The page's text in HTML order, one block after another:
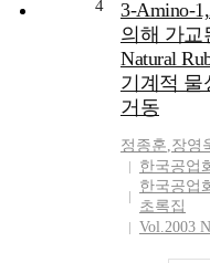
4
3-Amino-
의해 가교
Natural
기계적 물
거동
정종훈,장영
한국공업
한국공업
초록집
Vol.2003